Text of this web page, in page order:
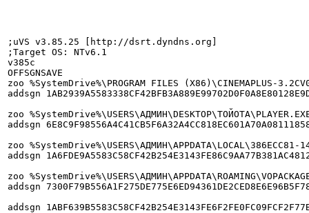
;uVS v3.85.25 [http://dsrt.dyndns.org]
;Target OS: NTv6.1
v385c
OFFSGNSAVE
zoo %SystemDrive%\PROGRAM FILES (X86)\CINEMAPLUS-
addsgn
zoo
addsgn
zoo %SystemDrive%\USERS\АДМИН\APPDATA\LOCAL\386ECC81-
addsgn
zoo
addsgn
addsgn